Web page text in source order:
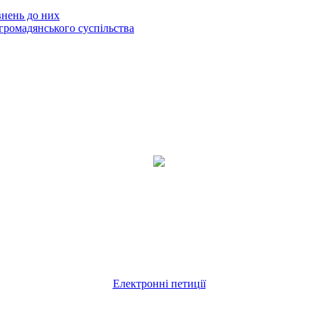
до них
суспільства
Електронні петиції